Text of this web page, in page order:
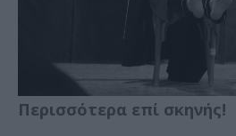
Περισσότερα επί σκηνής!